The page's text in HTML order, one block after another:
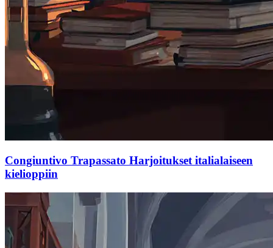
Congiuntivo Trapassato Harjoitukset italialaiseen
kielioppiin